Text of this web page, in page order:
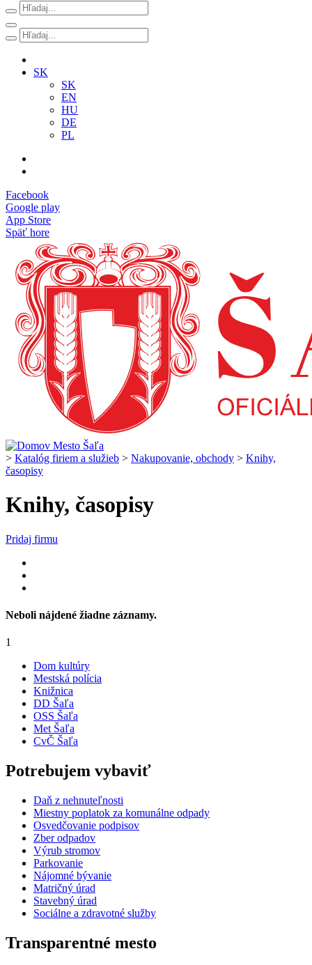
SK
SK
EN
HU
DE
PL
Facebook
Google play
App Store
Späť hore
> Katalóg firiem a služieb > Nakupovanie, obchody > Knihy,
časopisy
Knihy, časopisy
Pridaj firmu
Neboli nájdené žiadne záznamy.
1
Dom kultúry
Mestská polícia
Knižnica
DD Šaľa
OSS Šaľa
Met Šaľa
CvČ Šaľa
Potrebujem vybaviť
Daň z nehnuteľnosti
Miestny poplatok za komunálne odpady
Osvedčovanie podpisov
Zber odpadov
Výrub stromov
Parkovanie
Nájomné bývanie
Matričný úrad
Stavebný úrad
Sociálne a zdravotné služby
Transparentné mesto